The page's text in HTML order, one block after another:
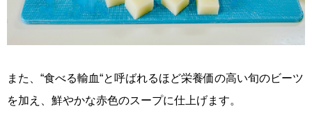
また、“食べる輸血“と呼ばれるほど栄養価の高い旬のビーツ
を加え、鮮やかな赤色のスープに仕上げます。